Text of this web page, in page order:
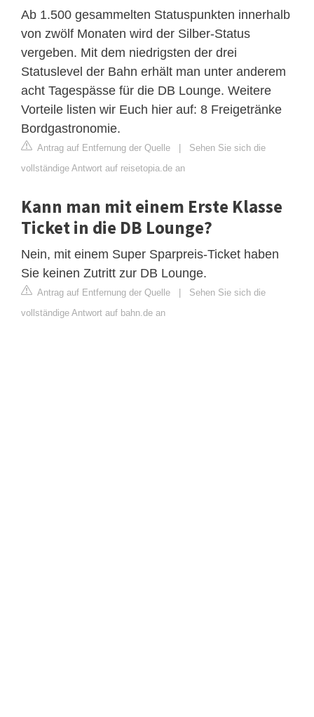
Ab 1.500 gesammelten Statuspunkten innerhalb
von zwölf Monaten wird der Silber-Status
vergeben. Mit dem niedrigsten der drei
Statuslevel der Bahn erhält man unter anderem
acht Tagespässe für die DB Lounge. Weitere
Vorteile listen wir Euch hier auf: 8 Freigetränke
Bordgastronomie.
Antrag auf Entfernung der Quelle | Sehen Sie sich die
vollständige Antwort auf reisetopia.de an
Kann man mit einem Erste Klasse
Ticket in die DB Lounge?
Nein, mit einem Super Sparpreis-Ticket haben
Sie keinen Zutritt zur DB Lounge.
Antrag auf Entfernung der Quelle | Sehen Sie sich die
vollständige Antwort auf bahn.de an